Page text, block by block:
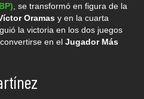
, se transformó en figura de la
Oramas y en la cuarta
la victoria en los dos juegos
en el Jugador Más